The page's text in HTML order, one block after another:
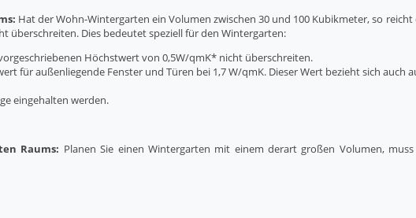
Hat der Wohn-Wintergarten ein Volumen zwischen 30 und 100 Kubikmeter, so
überschreiten. Dies bedeutet speziell für den Wintergarten:
Höchstwert von 0,5W/qmK* nicht überschreiten.
für außenliegende Fenster und Türen bei 1,7 W/qmK. Dieser Wert bezieht sich
eingehalten werden.
Raums: Planen Sie einen Wintergarten mit einem derart großen Volumen,